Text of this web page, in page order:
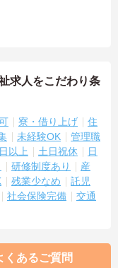
求人をこだわり条
寮・借り上げ
住
未経験OK
管理職
以上 土日祝休
日
研修制度あり
産
残業少なめ
託児
社会保険完備
交通
くあるご質問